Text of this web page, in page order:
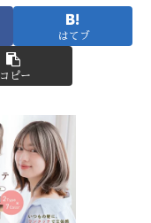
はてブ
コピー